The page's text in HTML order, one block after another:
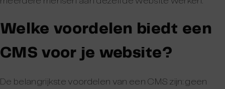
Welke voordelen biedt een
CMS voor je website?
De belangrijkste voordelen van een CMS zijn: geen